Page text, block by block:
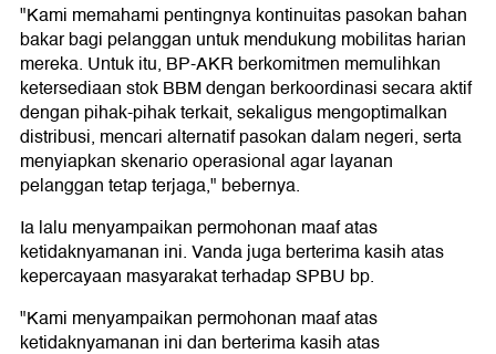
"Kami memahami pentingnya kontinuitas pasokan bahan
bakar bagi pelanggan untuk mendukung mobilitas harian
mereka. Untuk itu, BP-AKR berkomitmen memulihkan
ketersediaan stok BBM dengan berkoordinasi secara aktif
dengan pihak-pihak terkait, sekaligus mengoptimalkan
distribusi, mencari alternatif pasokan dalam negeri, serta
menyiapkan skenario operasional agar layanan
pelanggan tetap terjaga," bebernya.
Ia lalu menyampaikan permohonan maaf atas
ketidaknyamanan ini. Vanda juga berterima kasih atas
kepercayaan masyarakat terhadap SPBU bp.
"Kami menyampaikan permohonan maaf atas
ketidaknyamanan ini dan berterima kasih atas